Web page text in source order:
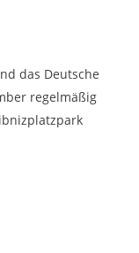
das Deutsche
regelmäßig